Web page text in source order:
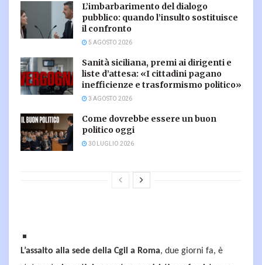
L’imbarbarimento del dialogo
pubblico: quando l’insulto sostituisce
il confronto
5 AGOSTO 2026
Sanità siciliana, premi ai dirigenti e
liste d’attesa: «I cittadini pagano
inefficienze e trasformismo politico»
3 AGOSTO 2026
Come dovrebbe essere un buon
politico oggi
30 LUGLIO 2026
L’assalto alla sede della Cgil a Roma, due giorni fa, è